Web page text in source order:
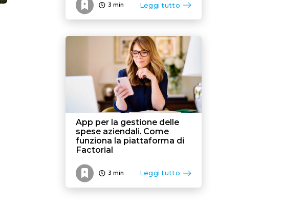
3 min Leggi tutto
App per la gestione delle
spese aziendali. Come
funziona la piattaforma di
Factorial
3 min Leggi tutto